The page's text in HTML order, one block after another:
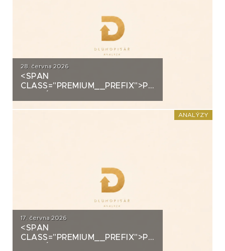
28. června 2026
<SPAN
CLASS="PREMIUM__PREFIX">PREMIUM</
ANALÝZY
17. června 2026
<SPAN
CLASS="PREMIUM__PREFIX">PREMIUM</